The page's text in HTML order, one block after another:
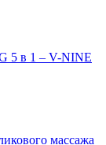
5 в 1 – V-NINE